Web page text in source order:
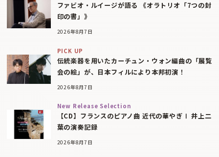
ファビオ・ルイージが語る 《オラトリオ「7つの封
印の書」》
2026年8月7日
PICK UP
伝統楽器を用いたカーチュン・ウォン編曲の「展覧
会の絵」が、日本フィルにより本邦初演！
2026年8月7日
New Release Selection
【CD】フランスのピアノ曲 近代の華やぎⅠ 井上二
葉の演奏記録
2026年8月7日